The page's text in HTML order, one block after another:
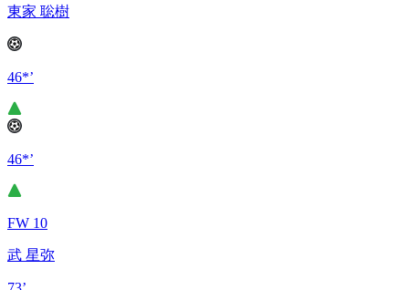
東家 聡樹
46*’
46*’
FW 10
武 星弥